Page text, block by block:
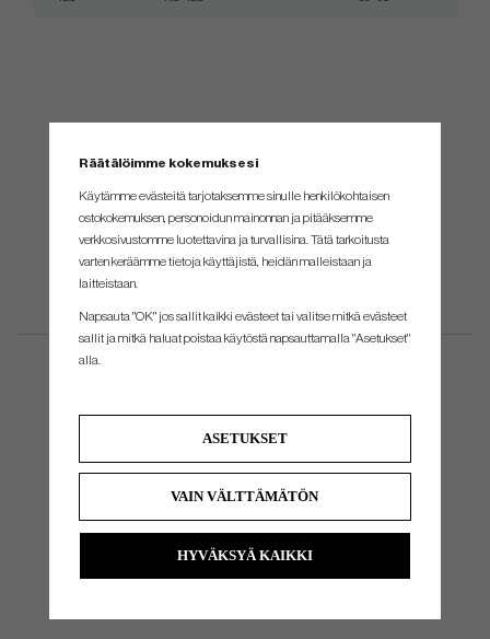
Räätälöimme kokemuksesi
Käytämme evästeitä tarjotaksemme sinulle henkilökohtaisen
ostokokemuksen, personoidun mainonnan ja pitääksemme
verkkosivustomme luotettavina ja turvallisina. Tätä tarkoitusta
varten keräämme tietoja käyttäjistä, heidän malleistaan ​​ja
laitteistaan.
Napsauta "OK" jos sallit kaikki evästeet tai valitse mitkä evästeet
sallit ja mitkä haluat poistaa käytöstä napsauttamalla "Asetukset"
alla.
ASETUKSET
VAIN VÄLTTÄMÄTÖN
HYVÄKSYÄ KAIKKI